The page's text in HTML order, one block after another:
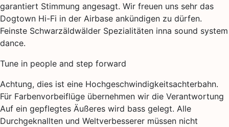
garantiert Stimmung angesagt. Wir freuen uns sehr das
Dogtown Hi-Fi in der Airbase ankündigen zu dürfen.
Feinste Schwarzäldwälder Spezialitäten inna sound system
dance.
Tune in people and step forward
Achtung, dies ist eine Hochgeschwindigkeitsachterbahn.
Für Farbenvorbeiflüge übernehmen wir die Verantwortung
Auf ein gepflegtes Äußeres wird bass gelegt. Alle
Durchgeknallten und Weltverbesserer müssen nicht